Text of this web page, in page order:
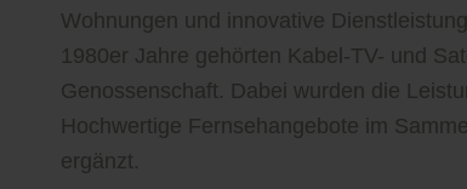
Wohnungen und innovative
1980er Jahre gehörten Kabel-TV- und
Genossenschaft. Dabei wurden die
Hochwertige Fernsehangebote im
ergänzt.